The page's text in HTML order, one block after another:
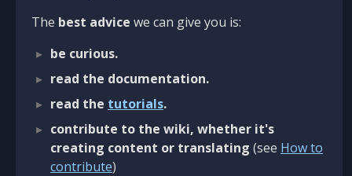
The best advice we can give you is:
be curious.
read the documentation.
read the tutorials.
contribute to the wiki, whether it's
creating content or translating (see How to
contribute)